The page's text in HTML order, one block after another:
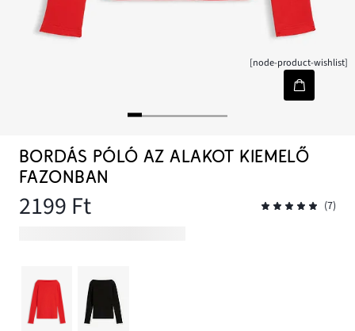
[node-product-wishlist]
BORDÁS PÓLÓ AZ ALAKOT KIEMELŐ
FAZONBAN
2199 Ft (7)